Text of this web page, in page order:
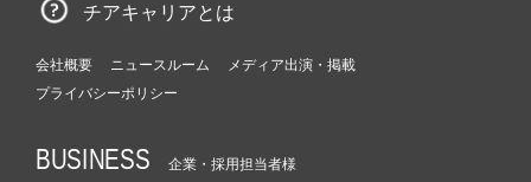
チアキャリアとは
会社概要 ニュースルーム
メディア出演・掲載
プライバシーポリシー
BUSINESS 企業・採用担当者様